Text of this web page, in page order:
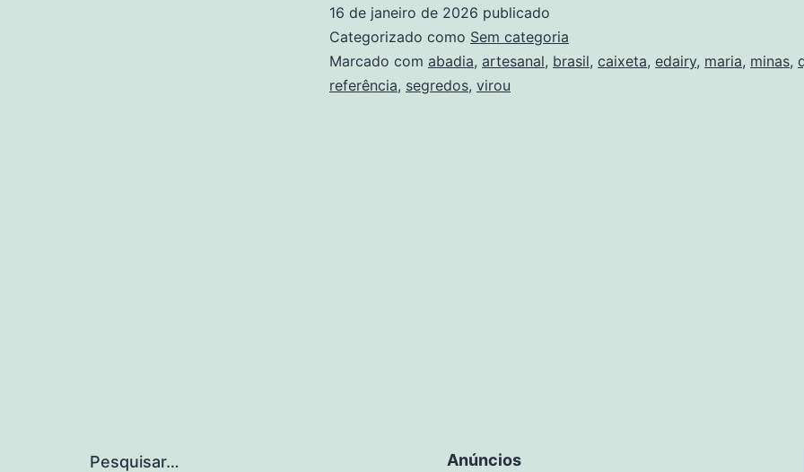
16 de janeiro de 2026 publicado
Categorizado como Sem categoria
Marcado com abadia, artesanal, brasil, caixeta, edairy, maria, minas,
referência, segredos, virou
Pesquisar… Anúncios